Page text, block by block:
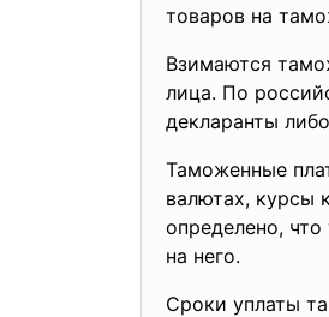
товаров на
Взимаются
лица. По
декларанты
Таможенные
валютах, курсы
определено,
на него.
Сроки уплаты